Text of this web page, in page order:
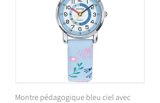
Montre pédagogique bleu ciel avec